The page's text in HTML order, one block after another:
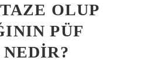
OLUP
PÜF